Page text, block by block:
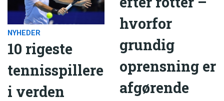
NYHEDER
10 rigeste
tennisspillere
i verden
hvorfor
grundig
oprensning er
afgørende